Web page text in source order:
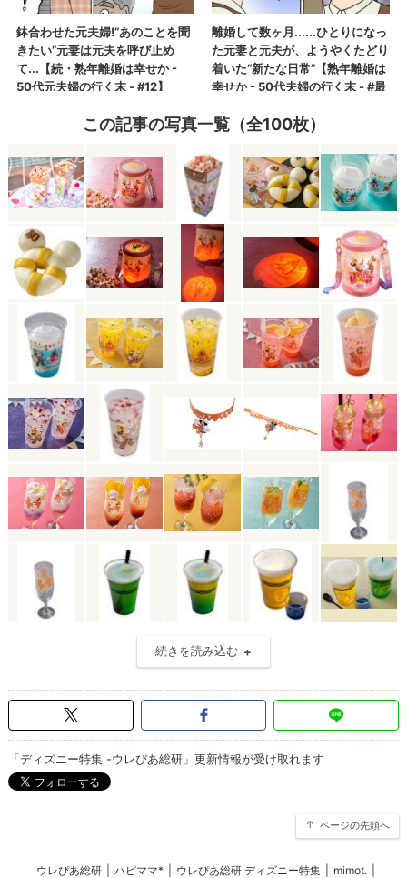
この記事の写真一覧（全100枚）
続きを読み込む
「ディズニー特集 -ウレぴあ総研」更新情報が受け取れます
ページの先頭へ
ウレぴあ総研 ハピママ* ウレぴあ総研 ディズニー特集 mimot.